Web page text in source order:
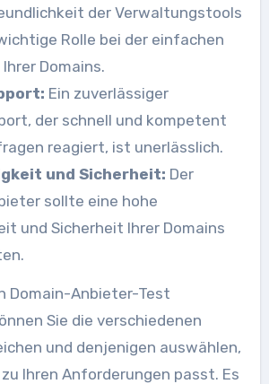
der Verwaltungstools
Rolle bei der einfachen
Domains.
Ein zuverlässiger
der schnell und kompetent
reagiert, ist unerlässlich.
und Sicherheit: Der
sollte eine hohe
und Sicherheit Ihrer Domains
Domain-Anbieter-Test
Sie die verschiedenen
und denjenigen auswählen,
Ihren Anforderungen passt. Es